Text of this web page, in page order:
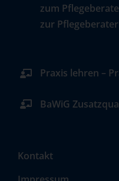
zum
zur
Praxis lehren –
BaWiG
Kontakt